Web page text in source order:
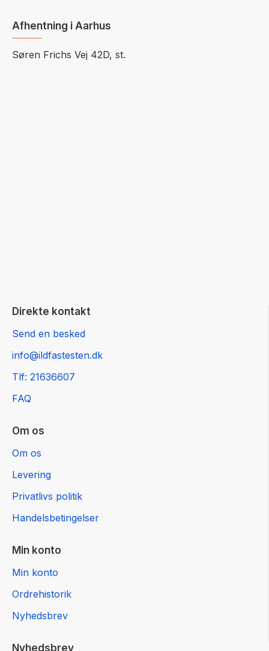
Afhentning i Aarhus
Søren Frichs Vej 42D, st.
Direkte kontakt
Send en besked
info@ildfastesten.dk
Tlf: 21636607
FAQ
Om os
Om os
Levering
Privatlivs politik
Handelsbetingelser
Min konto
Min konto
Ordrehistorik
Nyhedsbrev
Nyhedsbrev